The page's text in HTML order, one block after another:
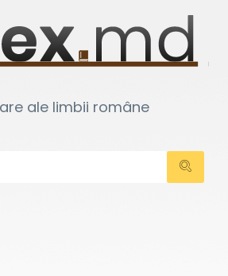
ale limbii române